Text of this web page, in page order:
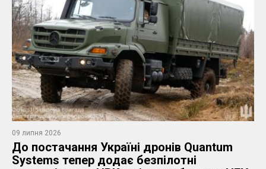
09 липня 2026
До постачання Україні дронів Quantum
Systems тепер додає безпілотні